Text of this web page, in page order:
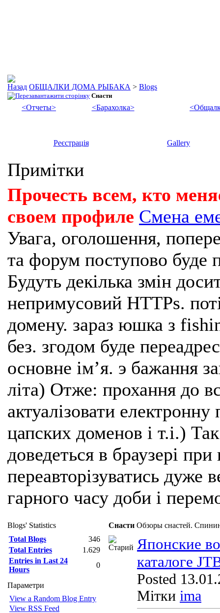
ОБЩАЛКИ ДОМА РЫБАКА > Blogs
Снасти
<Отчеты> <Барахолка>
Реєстрація Gallery
Примітки
Прочесть всем, кто
своем профиле Смена
Увага, оголошення,
та форум поступово буде
Будуть декілька змін
непримусовий HTTPs.
домену. зараз юшка з
без. згодом буде
основне імʼя. э бажання
літа) Отже: прохання до
актуалізовати
цапских доменов і т.і.)
доведеться в браузері
переавторізуватись
гарного часу доби і
Снасти Обзоры снастей.
Японские
каталоге
Posted
Мітки ima
Blogs' Statistics
Total Blogs
346
Total Entries
1.629
Entries in Last 24
Hours
0
Параметри
View a Random Blog Entry
View RSS Feed